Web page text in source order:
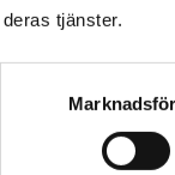
tjänster.